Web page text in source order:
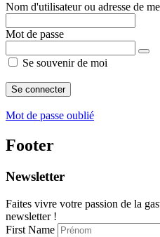
Nom d'utilisateur ou adresse de
Mot de passe
Se souvenir de moi
Mot de passe oublié
Footer
Newsletter
Faites vivre votre passion de la
newsletter !
First Name